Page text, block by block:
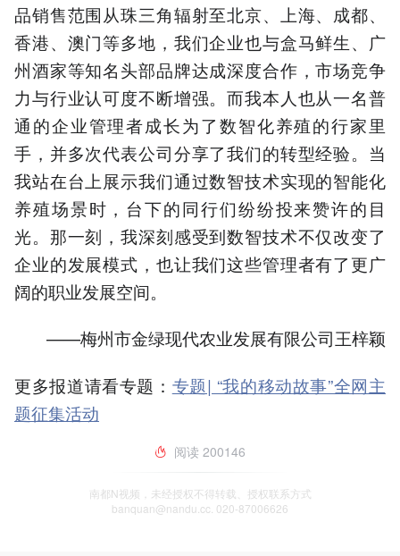
品销售范围从珠三角辐射至北京、上海、成都、
香港、澳门等多地，我们企业也与盒马鲜生、广
州酒家等知名头部品牌达成深度合作，市场竞争
力与行业认可度不断增强。而我本人也从一名普
通的企业管理者成长为了数智化养殖的行家里
手，并多次代表公司分享了我们的转型经验。当
我站在台上展示我们通过数智技术实现的智能化
养殖场景时，台下的同行们纷纷投来赞许的目
光。那一刻，我深刻感受到数智技术不仅改变了
企业的发展模式，也让我们这些管理者有了更广
阔的职业发展空间。
——梅州市金绿现代农业发展有限公司王梓颖
更多报道请看专题： 专题| “我的移动故事”全网主
题征集活动
阅读 200146
南都N视频，未经授权不得转载、授权联系方式
banquan@nandu.cc. 020-87006626